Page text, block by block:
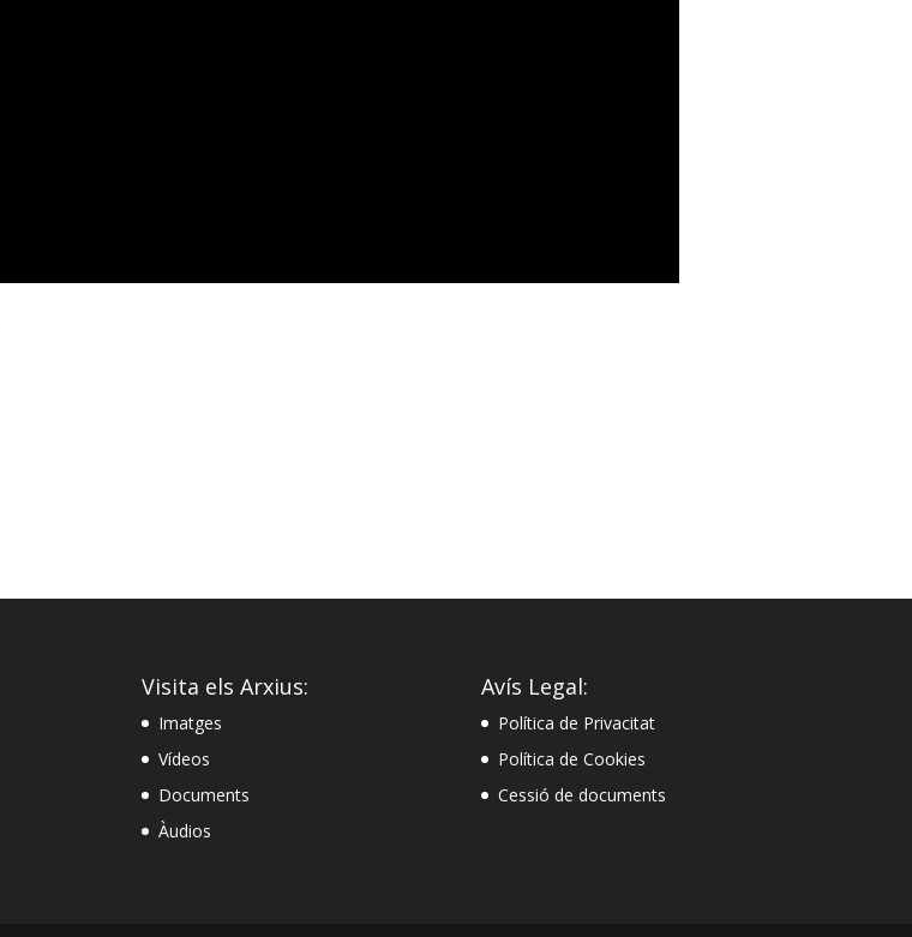
Visita els Arxius:
Imatges
Vídeos
Documents
Àudios
Avís Legal:
Política de Privacitat
Política de Cookies
Cessió de documents